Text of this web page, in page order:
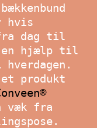
hvis
dag til
en hjælp til
produkt
væk fra